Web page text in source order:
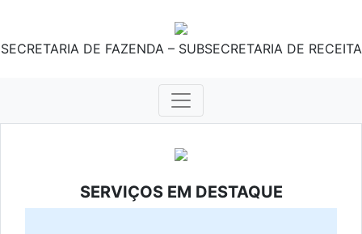
SECRETARIA DE FAZENDA – SUBSECRETARIA DE RECEITA
SERVIÇOS EM DESTAQUE